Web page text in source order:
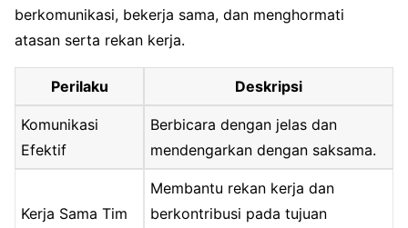
berkomunikasi, bekerja sama, dan menghormati
atasan serta rekan kerja.
Perilaku Deskripsi
Komunikasi
Efektif
Berbicara dengan jelas dan
mendengarkan dengan saksama.
Kerja Sama Tim
Membantu rekan kerja dan
berkontribusi pada tujuan